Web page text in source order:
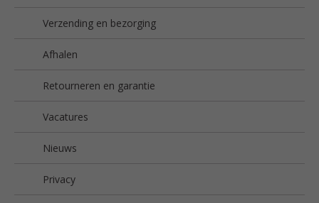
Verzending en bezorging
Afhalen
Retourneren en garantie
Vacatures
Nieuws
Privacy